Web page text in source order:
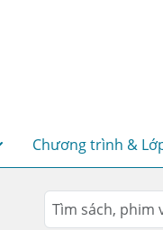
Chương trình &
Search
Tìm kiếm